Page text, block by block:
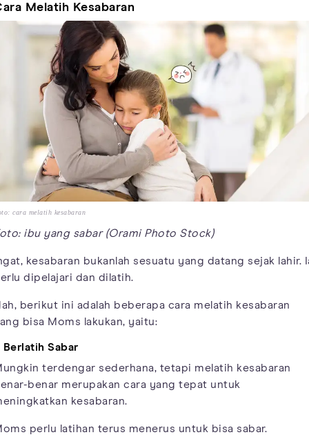
Melatih Kesabaran
cara melatih kesabaran
ibu yang sabar (Orami Photo Stock)
kesabaran bukanlah sesuatu yang datang sejak lahir.
dipelajari dan dilatih.
berikut ini adalah beberapa cara melatih kesabaran
bisa Moms lakukan, yaitu:
Berlatih Sabar
terdengar sederhana, tetapi melatih kesabaran
benar merupakan cara yang tepat untuk
kesabaran.
perlu latihan terus menerus untuk bisa sabar.